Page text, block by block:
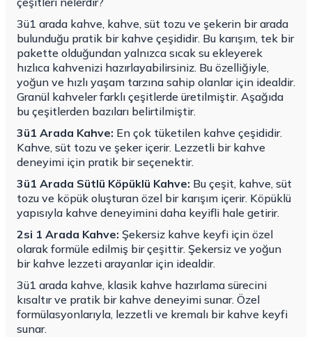
3ü1 arada kahve, kahve, süt tozu ve şekerin bir arada
bulunduğu pratik bir kahve çeşididir. Bu karışım, tek bir
pakette olduğundan yalnızca sıcak su ekleyerek
hızlıca kahvenizi hazırlayabilirsiniz. Bu özelliğiyle,
yoğun ve hızlı yaşam tarzına sahip olanlar için idealdir.
Granül kahveler farklı çeşitlerde üretilmiştir. Aşağıda
bu çeşitlerden bazıları belirtilmiştir.
3ü1 Arada Kahve: En çok tüketilen kahve çeşididir.
Kahve, süt tozu ve şeker içerir. Lezzetli bir kahve
deneyimi için pratik bir seçenektir.
3ü1 Arada Sütlü Köpüklü Kahve: Bu çeşit, kahve, süt
tozu ve köpük oluşturan özel bir karışım içerir. Köpüklü
yapısıyla kahve deneyimini daha keyifli hale getirir.
2si 1 Arada Kahve: Şekersiz kahve keyfi için özel
olarak formüle edilmiş bir çeşittir. Şekersiz ve yoğun
bir kahve lezzeti arayanlar için idealdir.
3ü1 arada kahve, klasik kahve hazırlama sürecini
kısaltır ve pratik bir kahve deneyimi sunar. Özel
formülasyonlarıyla, lezzetli ve kremalı bir kahve keyfi
sunar.